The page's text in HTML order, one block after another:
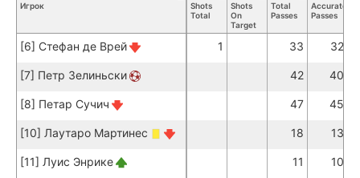
Игрок
Shots
Total
Shots
On
Target
Total
Passes
Accurate
Passes
[6] Стефан де Врей 1 33 32
[7] Петр Зелиньски 42 40
[8] Петар Сучич 47 45
[10] Лаутаро Мартинес 18 13
[11] Луис Энрике 11 10